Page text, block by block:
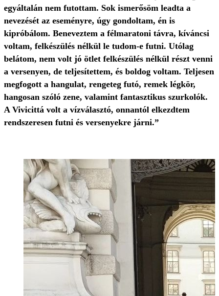
egyáltalán nem futottam. Sok ismerősöm leadta a
nevezését az eseményre, úgy gondoltam, én is
kipróbálom. Beneveztem a félmaratoni távra, kíváncsi
voltam, felkészülés nélkül le tudom-e futni. Utólag
belátom, nem volt jó ötlet felkészülés nélkül részt venni
a versenyen, de teljesítettem, és boldog voltam. Teljesen
megfogott a hangulat, rengeteg futó, remek légkör,
hangosan szóló zene, valamint fantasztikus szurkolók.
A Vivicittá volt a vízválasztó, onnantól elkezdtem
rendszeresen futni és versenyekre járni.”